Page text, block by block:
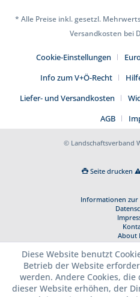
* Alle Preise inkl. gesetzl.
Versandkosten bei
Cookie-Einstellungen
Info zum V+Ö-Recht
Liefer- und Versandkosten
AGB
© Landschaftsverband
Seite drucken
Informationen
About
Diese Website benutzt
Betrieb der Website
werden. Andere Cookies,
dieser Website erhöhen, der